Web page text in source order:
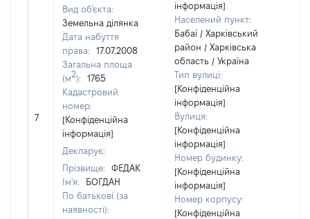
7
Вид об'єкта:
Земельна ділянка
Дата набуття
права:
17.07.2008
Загальна площа
(м2):
1765
Кадастровий
номер:
[Конфіденційна
інформація]
Декларує:
Прізвище:
ФЕДАК
Ім'я:
БОГДАН
По батькові (за
наявності):
інформація]
Населений пункт:
Бабаї / Харківський
район / Харківська
область / Україна
Тип вулиці:
[Конфіденційна
інформація]
Вулиця:
[Конфіденційна
інформація]
Номер будинку:
[Конфіденційна
інформація]
Номер корпусу:
[Конфіденційна